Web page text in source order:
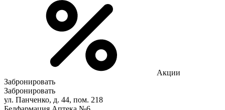
Акции
Забронировать
Забронировать
ул. Панченко, д. 44, пом. 218